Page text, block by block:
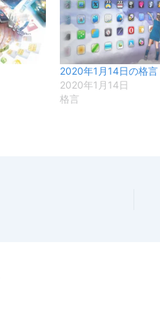
2020年1月14日の格言
2020年1月14日
格言